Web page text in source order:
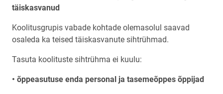
täiskasvanud
Koolitusgrupis vabade kohtade olemasolul saavad
osaleda ka teised täiskasvanute sihtrühmad.
Tasuta koolituste sihtrühma ei kuulu:
• õppeasutuse enda personal ja tasemeõppes õppijad